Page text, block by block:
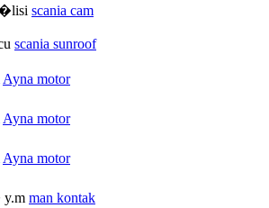
scania cam
scania sunroof
Ayna motor
Ayna motor
Ayna motor
man kontak